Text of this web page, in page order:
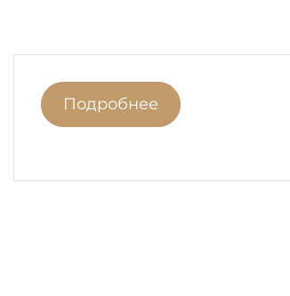
Подробнее